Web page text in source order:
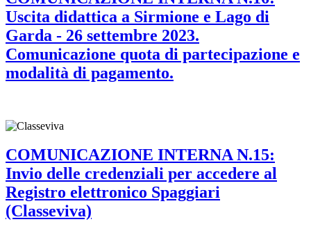
Uscita didattica a Sirmione e Lago di
Garda - 26 settembre 2023.
Comunicazione quota di partecipazione e
modalità di pagamento.
COMUNICAZIONE INTERNA N.15:
Invio delle credenziali per accedere al
Registro elettronico Spaggiari
(Classeviva)